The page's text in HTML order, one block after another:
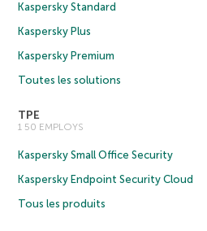
Kaspersky Standard
Kaspersky Plus
Kaspersky Premium
Toutes les solutions
TPE
1 50 EMPLOYS
Kaspersky Small Office Security
Kaspersky Endpoint Security Cloud
Tous les produits